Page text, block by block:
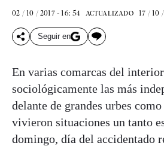
02 / 10 / 2017 - 16: 54 ACTUALIZADO 17 / 10
Seguir en
En varias comarcas del
sociológicamente las más
delante de grandes urbes
vivieron situaciones un tanto
domingo, día del accidentado